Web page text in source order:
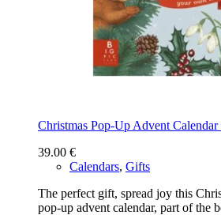
Christmas Pop-Up Advent
39.00 €
Calendars, Gifts
The perfect gift, spread joy this
pop-up advent calendar, part of the